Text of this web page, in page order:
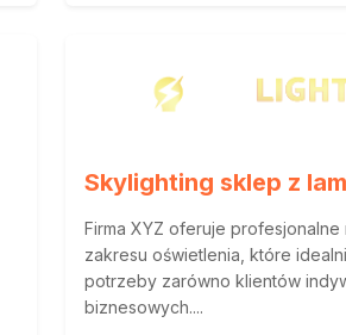
Skylighting sklep z
Firma XYZ oferuje profesjonalne
zakresu oświetlenia, które
potrzeby zarówno klientów
biznesowych....